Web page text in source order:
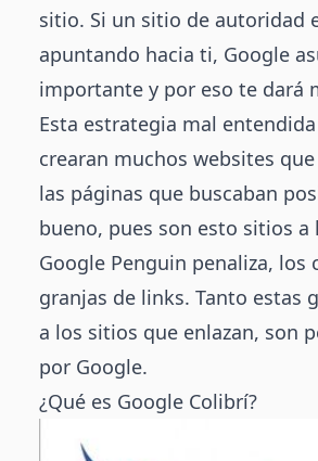
sitio. Si un sitio de autoridad
apuntando hacia ti, Google
importante y por eso te dará
Esta estrategia mal
crearan muchos websites
las páginas que buscaban
bueno, pues son esto sitios a
Google Penguin penaliza, los
granjas de links. Tanto estas
a los sitios que enlazan, son
por Google.
¿Qué es Google Colibrí?